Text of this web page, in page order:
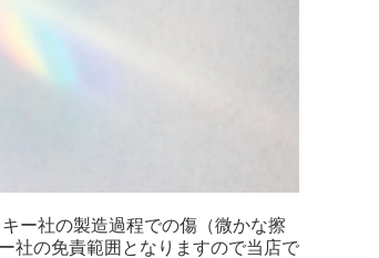
ー社の製造過程での傷（微かな擦
社の免責範囲となりますので当店で